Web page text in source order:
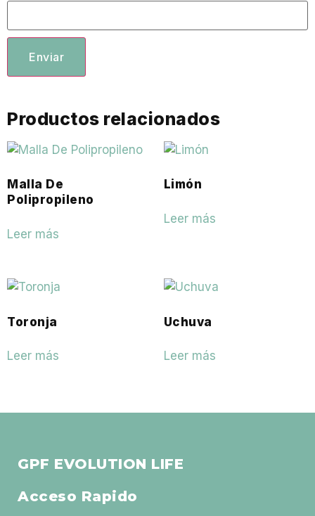
Productos relacionados
Malla De
Polipropileno
Leer más
Limón
Leer más
Toronja
Leer más
Uchuva
Leer más
GPF EVOLUTION LIFE
Acceso Rapido